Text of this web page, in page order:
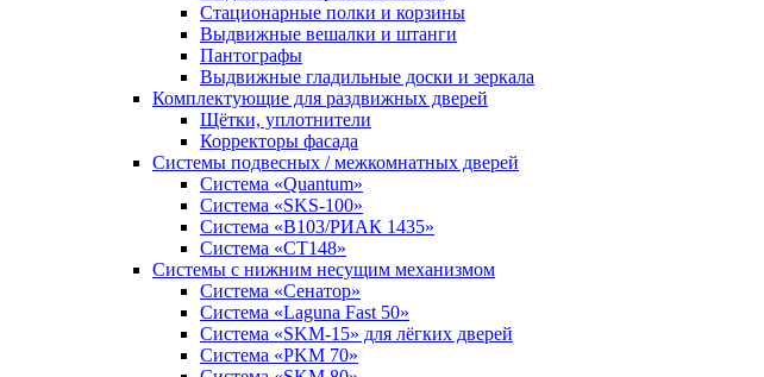
Стационарные полки и корзины
Выдвижные вешалки и штанги
Пантографы
Выдвижные гладильные доски и зеркала
Комплектующие для раздвижных дверей
Щётки, уплотнители
Корректоры фасада
Системы подвесных / межкомнатных дверей
Система «Quantum»
Система «SKS-100»
Система «B103/РИАК 1435»
Система «СТ148»
Системы с нижним несущим механизмом
Система «Сенатор»
Система «Laguna Fast 50»
Система «SKM-15» для лёгких дверей
Система «PKM 70»